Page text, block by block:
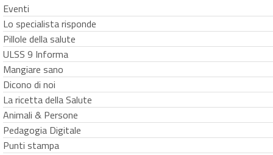
Eventi
Lo specialista risponde
Pillole della salute
ULSS 9 Informa
Mangiare sano
Dicono di noi
La ricetta della Salute
Animali & Persone
Pedagogia Digitale
Punti stampa